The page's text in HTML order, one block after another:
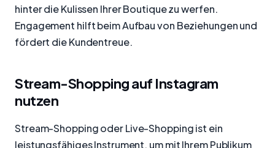
hinter die Kulissen Ihrer Boutique zu werfen.
Engagement hilft beim Aufbau von Beziehungen und
fördert die Kundentreue.
Stream-Shopping auf Instagram
nutzen
Stream-Shopping oder Live-Shopping ist ein
leistungsfähiges Instrument, um mit Ihrem Publikum